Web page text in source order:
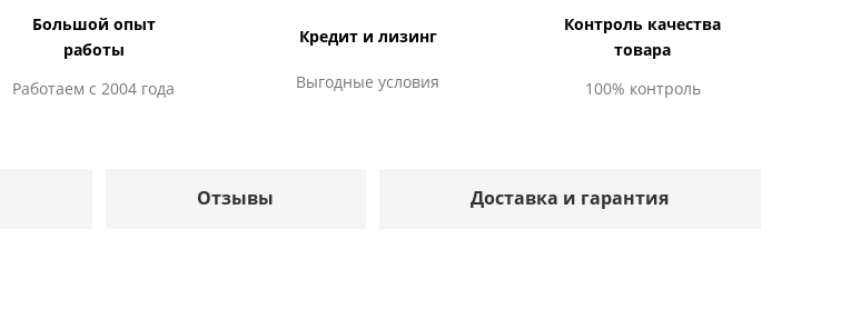
Большой опыт
работы
Работаем с 2004 года
Кредит и лизинг
Выгодные условия
Контроль качества
товара
100% контроль
Отзывы Доставка и гарантия